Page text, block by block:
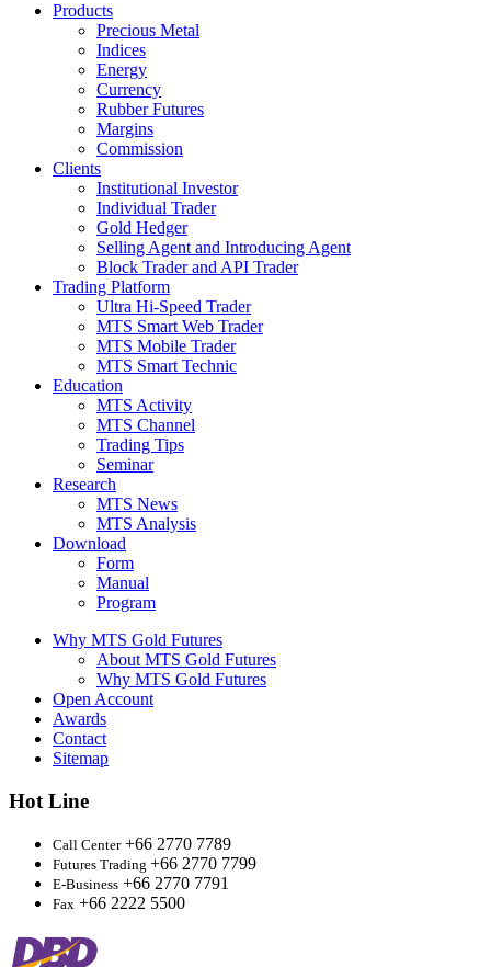
Products
Precious Metal
Indices
Energy
Currency
Rubber Futures
Margins
Commission
Clients
Institutional Investor
Individual Trader
Gold Hedger
Selling Agent and Introducing Agent
Block Trader and API Trader
Trading Platform
Ultra Hi-Speed Trader
MTS Smart Web Trader
MTS Mobile Trader
MTS Smart Technic
Education
MTS Activity
MTS Channel
Trading Tips
Seminar
Research
MTS News
MTS Analysis
Download
Form
Manual
Program
Why MTS Gold Futures
About MTS Gold Futures
Why MTS Gold Futures
Open Account
Awards
Contact
Sitemap
Hot Line
Call Center+66 2770 7789
Futures Trading +66 2770 7799
E-Business +66 2770 7791
Fax +66 2222 5500